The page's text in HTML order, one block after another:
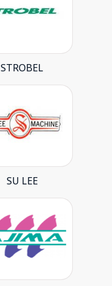
STROBEL
SU LEE